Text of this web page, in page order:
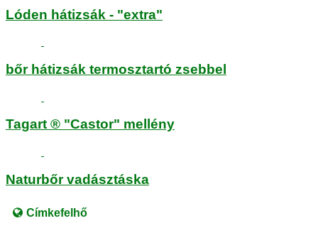
Lóden hátizsák - "extra"
bőr hátizsák termosztartó zsebbel
Tagart ® "Castor" mellény
Naturbőr vadásztáska
Címkefelhő